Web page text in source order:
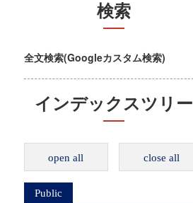
検索
全文検索(Googleカスタム検索)
インデックスツリー
open all close all
Public